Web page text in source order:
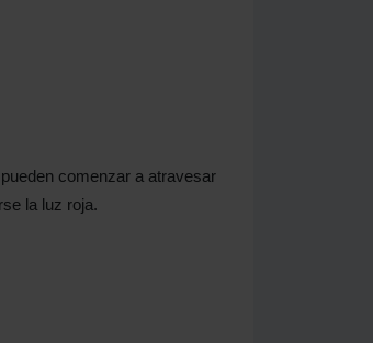
comenzar a atravesar
la luz roja.